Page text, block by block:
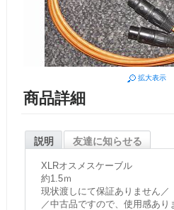
拡大表示
商品詳細
説明 友達に知らせる
XLRオスメスケーブル
約1.5ｍ
現状渡しにて保証ありません／
／中古品ですので、使用感あり